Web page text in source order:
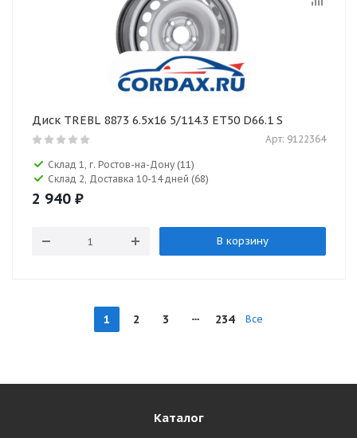
Диск TREBL 8873 6.5x16 5/114.3 ET50 D66.1 S
Арт: 9122364
Склад 1, г. Ростов-на-Дону (11)
Склад 2, Доставка 10-14 дней (68)
2 940 ₽
В корзину
1 2 3 234 Все
Каталог